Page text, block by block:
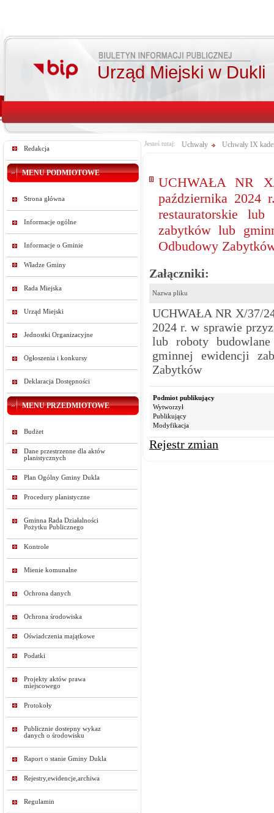
Urząd Miejski w Dukli
Redakcja
MENU PODMIOTOWE
Strona główna
Informacje ogólne
Informacje o Gminie
Władze Gminy
Rada Miejska
Urząd Miejski
Jednostki Organizacyjne
Ogłoszenia i konkursy
Deklaracja Dostępności
MENU PRZEDMIOTOWE
Budżet
Dane przestrzenne dla aktów
planistycznych
Plan Ogólny Gminy Dukla
Procedury planistyczne
Gminna Rada Działalności
Pożytku Publicznego
Kontrole
Mienie komunalne
Ochrona danych
Ochrona środowiska
Oświadczenia majątkowe
Podatki
Projekty aktów prawa
miejscowego
Protokoły
Publicznie dostepny wykaz
danych o środowisku
Raport o stanie Gminy Dukla
Rejestry,ewidencje,archiwa
Regulamin
Jesteś tutaj: Uchwały Uchwały IX
UCHWAŁA NR
października 2024
restauratorskie
zabytków lub
Odbudowy
Załączniki:
Nazwa pliku
UCHWAŁA NR X/37/
2024 r. w sprawie
lub roboty
gminnej ewidencji
Zabytków
Podmiot publikujący
Wytworzył
Publikujący
Modyfikacja
Rejestr zmian